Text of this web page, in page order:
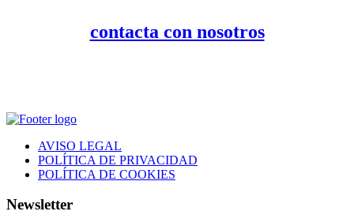
contacta con nosotros
AVISO LEGAL
POLÍTICA DE PRIVACIDAD
POLÍTICA DE COOKIES
Newsletter